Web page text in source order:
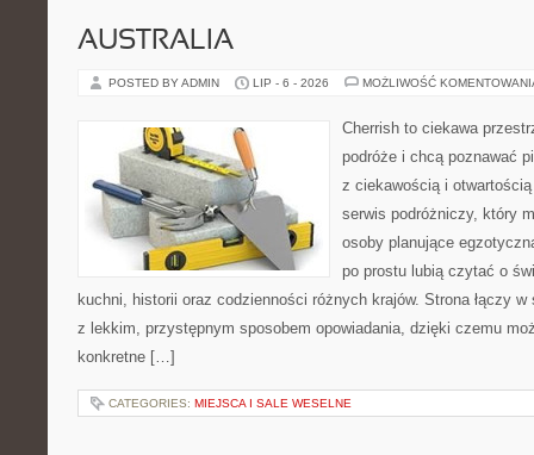
AUSTRALIA
POSTED BY ADMIN LIP - 6 - 2026 MOŻLIWOŚĆ
Cherrish to ciekawa
podróże i chcą poznawać
z ciekawością i
serwis podróżniczy, który
osoby planujące
po prostu lubią czytać o
kuchni, historii oraz codzienności różnych krajów. Strona łączy
z lekkim, przystępnym sposobem opowiadania, dzięki czemu
konkretne […]
CATEGORIES: MIEJSCA I SALE WESELNE